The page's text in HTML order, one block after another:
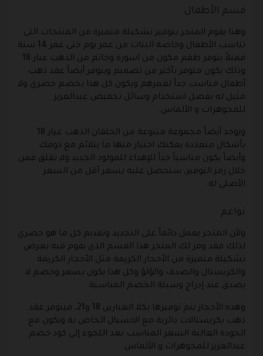
قسم الأطفال
وهنا يقوم المتجر بتوفير تشكيلة متميزة من المنتجات التى
تناسب الأطفال وخاصة البنات من عمر يوم حتى عمر 14 سنة
فمثلاً يتوفر طقم مكون من اسورة وخاتم من الذهب عيار 18
وذلك يكون متوفر بأكثر من تصميم ويتوفر أيضاً عقد ذهب
أطفال مناسب جداً لعمرهم ويكون كل هذا بخصم حصري ولا
مثيل له بفضل استخدام وسائل تخفيض عبدالعزيز
للمجوهرات و الألماس.
ويوجد أيضاً مجموعة متنوعة من الحلقان الذهب عيار 18
بأشكال متعددة يمكنك اختيار منها ما يتلائم مع ذوقك
وأيضاً يكون مناسباً جداً للإهداء للمولود الجديد ولا تقلق فمن
خلال رمز التوفير، ستحصل عليه بسعر أقل من السعر
الأصلي له.
نواعم
ولأن المتجر يعمل دائماً على التجديد وتقديم كل ما هو حصري
لذلك فقد وفر لك المتجر هذا القسم الذي يقوم فيه بعرض
تشكيلة متميزة من الأحجار الكريمة مثل الأحجار الكريمة
والكريستال والصدف والؤلؤ وكل هذا يكون بسعر وخصم لا
يصدق عند إدراج وسيلة الخصم المناسبة.
وهذه الأحجار يتم توفيرها بكلا العيارين 18 و21، فيتوفر عقد
ذهب بكريستالات دائرية مع الانسيال الخاص به ويكون مع
الجودة العالية السعر المناسب بعد اللجوء إلى كود خصم
عبدالعزيز للمجوهرات و الألماس.